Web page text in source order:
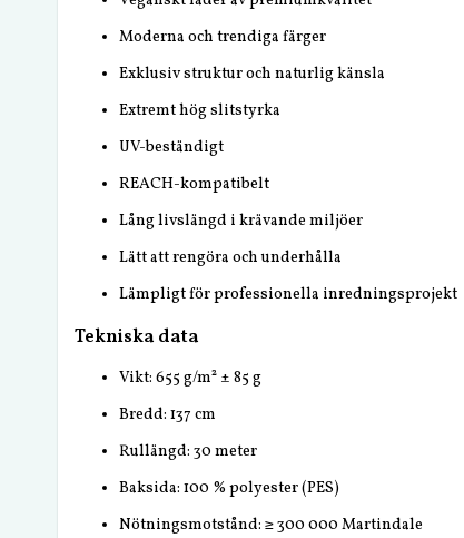
Moderna och trendiga färger
Exklusiv struktur och naturlig känsla
Extremt hög slitstyrka
UV-beständigt
REACH-kompatibelt
Lång livslängd i krävande miljöer
Lätt att rengöra och underhålla
Lämpligt för professionella inredningsprojekt
Tekniska data
Vikt: 655 g/m² ± 85 g
Bredd: 137 cm
Rullängd: 30 meter
Baksida: 100 % polyester (PES)
Nötningsmotstånd: ≥ 300 000 Martindale